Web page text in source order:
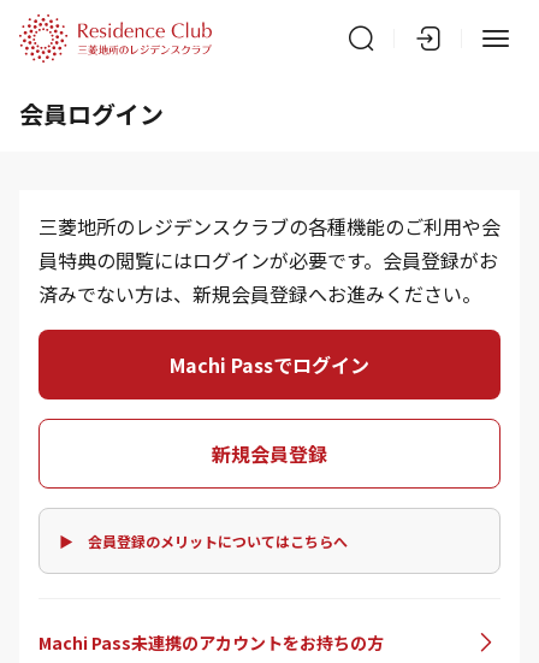
会員ログイン
三菱地所のレジデンスクラブの各種機能のご利用や会
員特典の閲覧にはログインが必要です。会員登録がお
済みでない方は、新規会員登録へお進みください。
Machi Passでログイン
新規会員登録
▶ 会員登録のメリットについてはこちらへ
Machi Pass未連携のアカウントをお持ちの方